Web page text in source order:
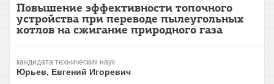
Повышение эффективности топочного
устройства при переводе пылеугольных
котлов на сжигание природного газа
кандидата технических наук
Юрьев, Евгений Игоревич